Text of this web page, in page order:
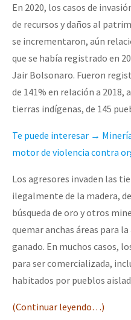
En 2020, los casos de
de recursos y daños al
se incrementaron, aún
que se había registrado en
Jair Bolsonaro. Fueron
de 141% en relación a 2018,
tierras indígenas, de 145
Te puede interesar →
motor de violencia contra
Los agresores invaden las
ilegalmente de la madera,
búsqueda de oro y otros
quemar anchas áreas para
ganado. En muchos casos,
para ser comercializada,
habitados por pueblos
(Continuar leyendo…)